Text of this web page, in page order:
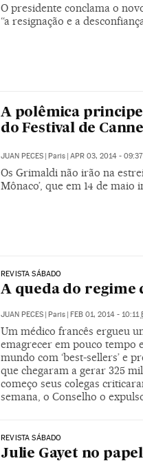
O presidente conclama o
“a resignação e a
A polêmica
do Festival de
JUAN PECES | Paris | APR 03, 2014 - 09:37
Os Grimaldi não irão na
Mônaco’, que em 14 de maio
REVISTA SÁBADO
A queda do regime
JUAN PECES | Paris | FEB 01, 2014 - 10:11
Um médico francês ergueu
emagrecer em pouco tempo
mundo com ‘best-sellers’ e
que chegaram a gerar 325
começo seus colegas
semana, o Conselho o
REVISTA SÁBADO
Julie Gayet no